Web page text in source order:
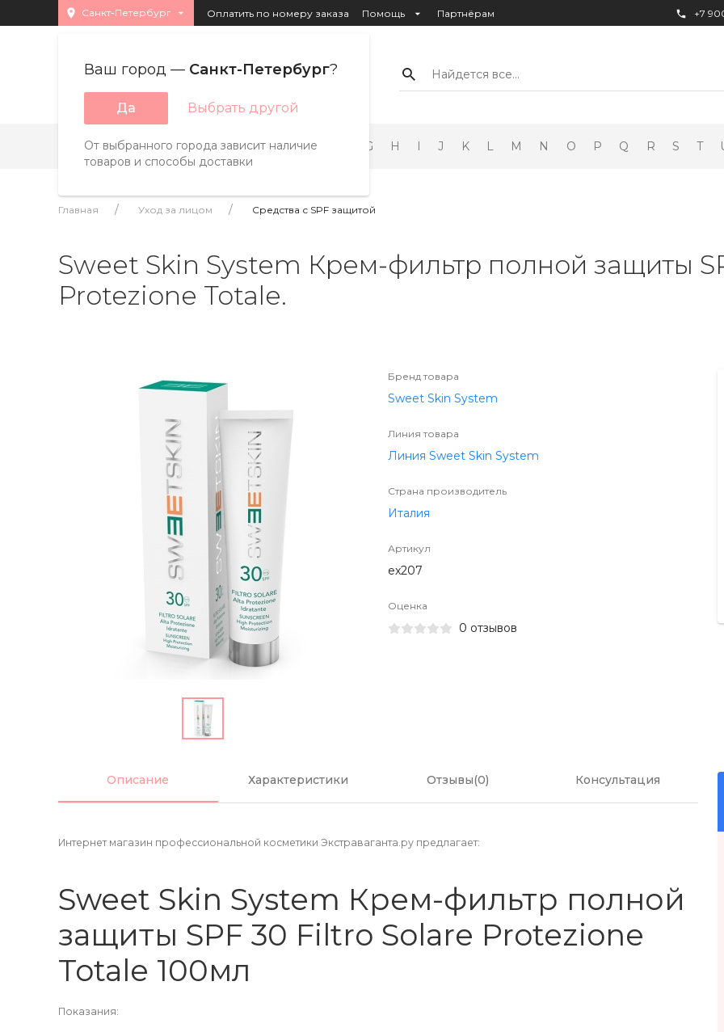
Санкт-Петербург
Ваш город — Санкт-Петербург?
Да Выбрать другой
От выбранного города зависит наличие
товаров и способы доставки
Оплатить по номеру заказа Помощь Партнёрам +7
Каталог товара Найдется все...
Бренды Страны A B C D E G H I J K L M N O P Q R S T
Главная Уход за лицом Средства с SPF защитой
Sweet Skin System Крем-фильтр полной защиты
Protezione Totale.
Бренд товара
Sweet Skin System
Линия товара
Линия Sweet Skin System
Страна производитель
Италия
Артикул
ex207
Оценка
0 отзывов
Описание Характеристики Отзывы(0) Консультация
Интернет магазин профессиональной косметики Экстраваганта.ру предлагает:
Sweet Skin System Крем-фильтр полной
защиты SPF 30 Filtro Solare Protezione
Totale 100мл
Показания: